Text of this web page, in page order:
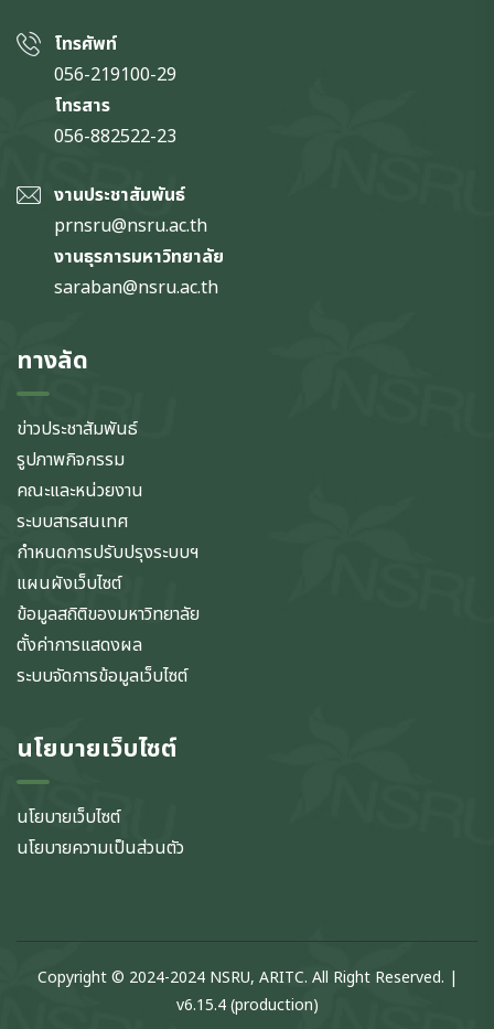
โทรศัพท์
056-219100-29
โทรสาร
056-882522-23
งานประชาสัมพันธ์
prnsru@nsru.ac.th
งานธุรการมหาวิทยาลัย
saraban@nsru.ac.th
ทางลัด
ข่าวประชาสัมพันธ์
รูปภาพกิจกรรม
คณะและหน่วยงาน
ระบบสารสนเทศ
กำหนดการปรับปรุงระบบฯ
แผนผังเว็บไซต์
ข้อมูลสถิติของมหาวิทยาลัย
ตั้งค่าการแสดงผล
ระบบจัดการข้อมูลเว็บไซต์
นโยบายเว็บไซต์
นโยบายเว็บไซต์
นโยบายความเป็นส่วนตัว
Copyright © 2024-2024 NSRU, ARITC. All Right Reserved. |
v6.15.4 (production)